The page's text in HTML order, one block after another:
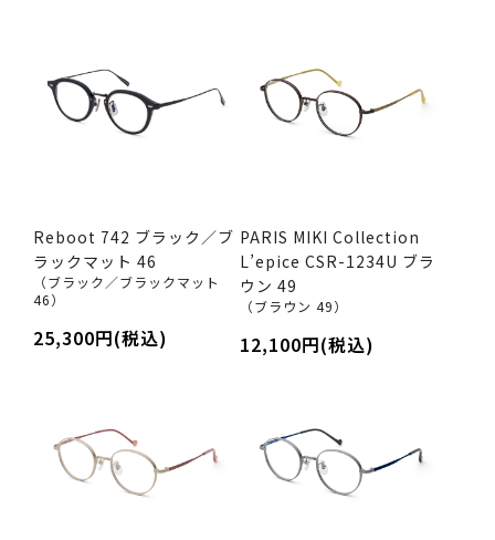
Reboot 742 ブラック／ブ
ラックマット 46
（ブラック／ブラックマット
46）
25,300円(税込)
PARIS MIKI Collection
L’epice CSR-1234U ブラ
ウン 49
（ブラウン 49）
12,100円(税込)